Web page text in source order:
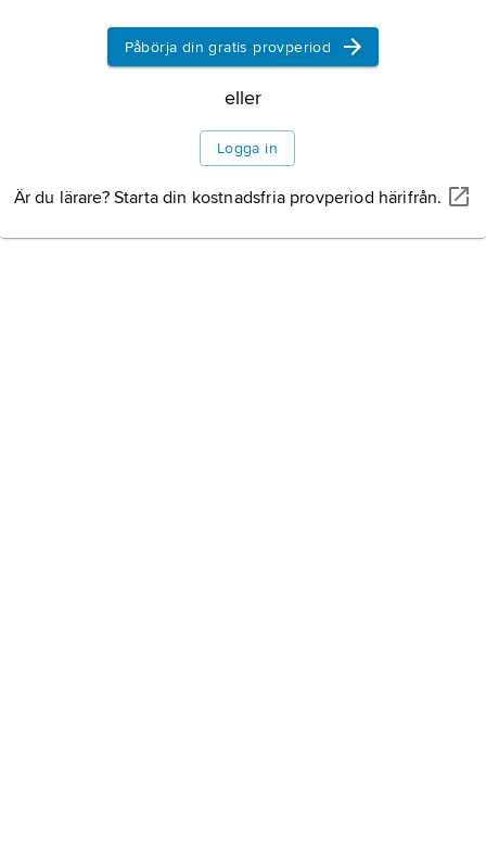
Information om artikeln
Påbörja din gratis provperiod
eller
Logga in
Är du lärare? Starta din kostnadsfria provperiod härifrån.